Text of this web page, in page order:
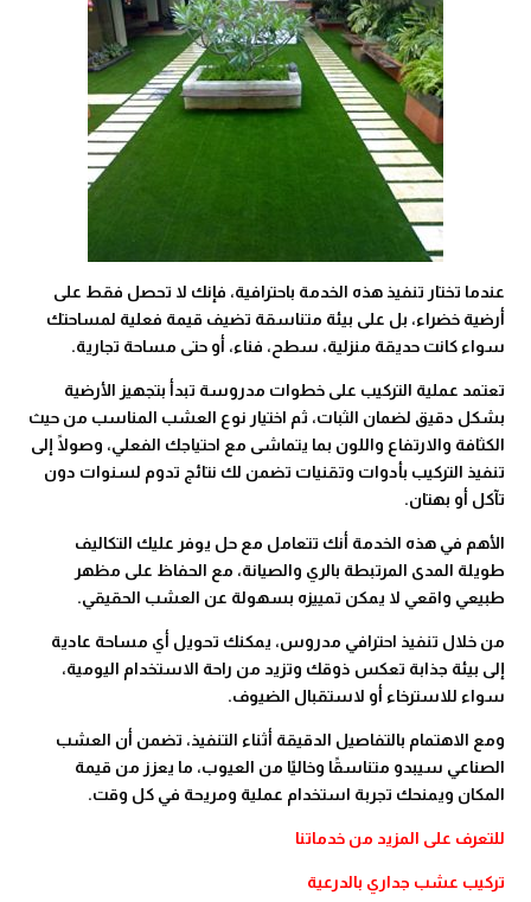
عندما تختار تنفيذ هذه الخدمة باحترافية، فإنك لا تحصل فقط على
أرضية خضراء، بل على بيئة متناسقة تضيف قيمة فعلية لمساحتك
سواء كانت حديقة منزلية، سطح، فناء، أو حتى مساحة تجارية.
تعتمد عملية التركيب على خطوات مدروسة تبدأ بتجهيز الأرضية
بشكل دقيق لضمان الثبات، ثم اختيار نوع العشب المناسب من حيث
الكثافة والارتفاع واللون بما يتماشى مع احتياجك الفعلي، وصولًا إلى
تنفيذ التركيب بأدوات وتقنيات تضمن لك نتائج تدوم لسنوات دون
تآكل أو بهتان.
الأهم في هذه الخدمة أنك تتعامل مع حل يوفر عليك التكاليف
طويلة المدى المرتبطة بالري والصيانة، مع الحفاظ على مظهر
طبيعي واقعي لا يمكن تمييزه بسهولة عن العشب الحقيقي.
من خلال تنفيذ احترافي مدروس، يمكنك تحويل أي مساحة عادية
إلى بيئة جذابة تعكس ذوقك وتزيد من راحة الاستخدام اليومية،
سواء للاسترخاء أو لاستقبال الضيوف.
ومع الاهتمام بالتفاصيل الدقيقة أثناء التنفيذ، تضمن أن العشب
الصناعي سيبدو متناسقًا وخاليًا من العيوب، ما يعزز من قيمة
المكان ويمنحك تجربة استخدام عملية ومريحة في كل وقت.
للتعرف على المزيد من خدماتنا
تركيب عشب جداري بالدرعية